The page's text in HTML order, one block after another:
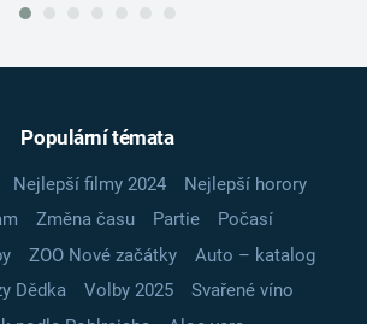
Populární témata
Nejlepší filmy 2024
Nejlepší horory
Změna času Partie
Počasí
ZOO Nové začátky
Auto – katalog
Dědka
Volby 2025
Svařené víno